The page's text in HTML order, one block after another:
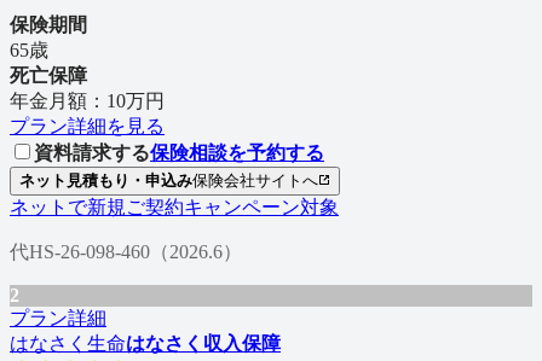
保険期間
65歳
死亡保障
年金月額：10万円
プラン詳細を見る
資料請求する保険相談を予約する
ネット見積もり・申込み保険会社サイトへ
ネットで新規ご契約キャンペーン対象
代HS-26-098-460（2026.6）
2
プラン詳細
はなさく生命はなさく収入保障